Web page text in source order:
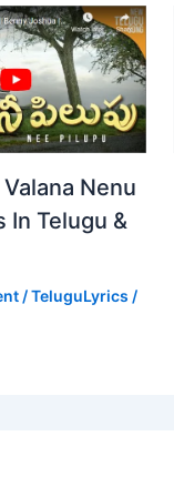
Nenu
In Telugu &
/TeluguLyrics /